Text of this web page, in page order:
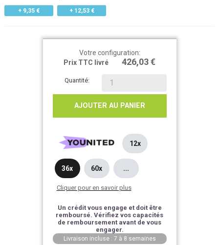
+ 9,35 € + 12,53 €
Votre configuration:
Prix TTC livré
426,03 €
Quantité:
AJOUTER AU PANIER
12x
36x 60x ...
Cliquer pour en savoir plus
Un crédit vous engage et doit être
remboursé. Vérifiez vos capacités
de remboursement avant de vous
engager.
Livraison incluse : 7 à 8 semaines